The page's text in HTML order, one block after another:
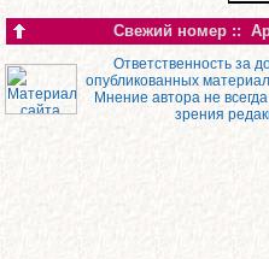
Свежий номер ::
Ответственность за
опубликованных
Мнение автора не
зрения